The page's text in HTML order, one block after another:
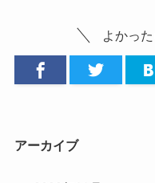
よかっ
アーカイブ